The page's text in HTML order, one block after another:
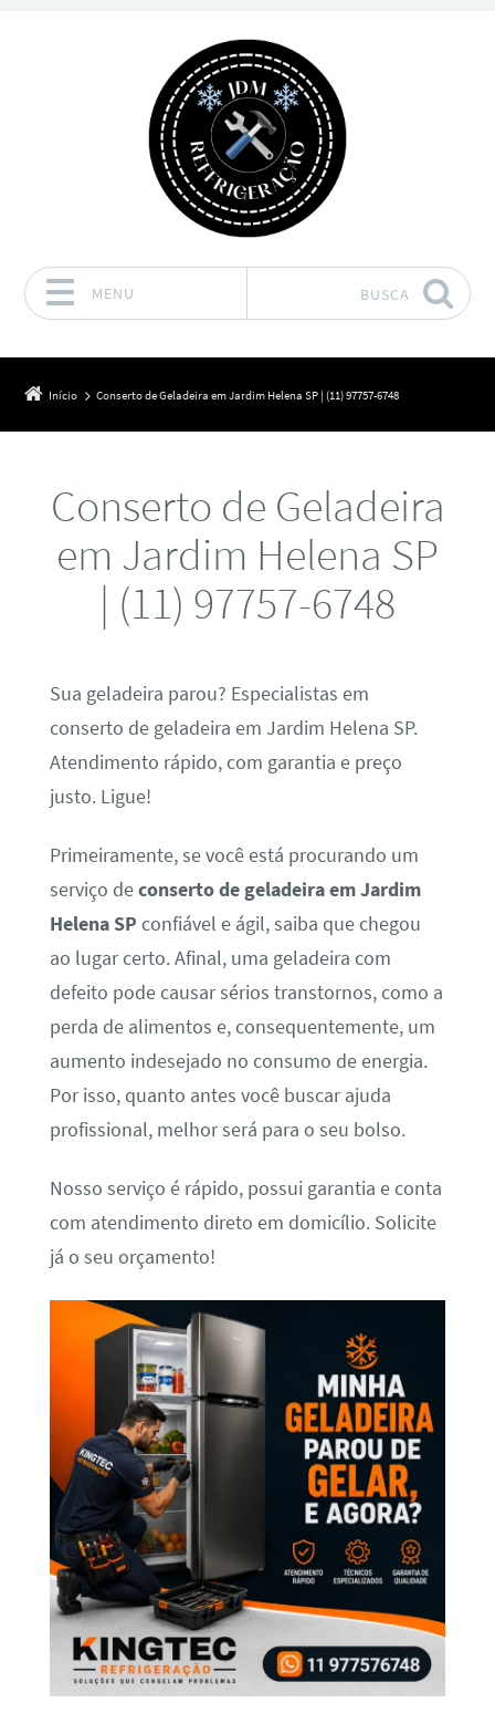
MENU BUSCA
Início Conserto de Geladeira em Jardim Helena SP | (11) 97757-6748
Conserto de Geladeira
em Jardim Helena SP
| (11) 97757-6748
Sua geladeira parou? Especialistas em
conserto de geladeira em Jardim Helena SP.
Atendimento rápido, com garantia e preço
justo. Ligue!
Primeiramente, se você está procurando um
serviço deconserto de geladeira em Jardim
Helena SP confiável e ágil, saiba que chegou
ao lugar certo. Afinal, uma geladeira com
defeito pode causar sérios transtornos, como a
perda de alimentos e, consequentemente, um
aumento indesejado no consumo de energia.
Por isso, quanto antes você buscar ajuda
profissional, melhor será para o seu bolso.
Nosso serviço é rápido, possui garantia e conta
com atendimento direto em domicílio. Solicite
já o seu orçamento!